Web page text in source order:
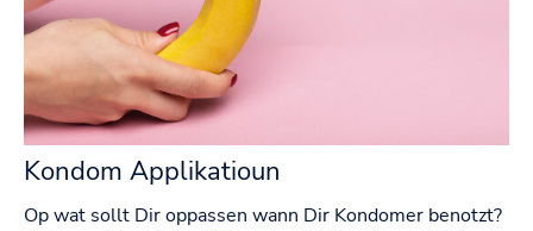
Kondom Applikatioun
Op wat sollt Dir oppassen wann Dir Kondomer benotzt?